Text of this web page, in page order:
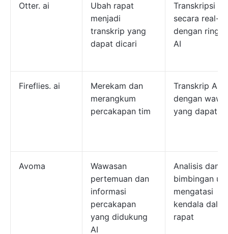
Otter. ai
Ubah rapat
menjadi
transkrip yang
dapat dicari
Transkripsi
secara real-
dengan
AI
Fireflies. ai
Merekam dan
merangkum
percakapan tim
Transkrip AI
dengan
yang dapat
Avoma
Wawasan
pertemuan dan
informasi
percakapan
yang didukung
AI
Analisis dan
bimbingan
mengatasi
kendala
rapat